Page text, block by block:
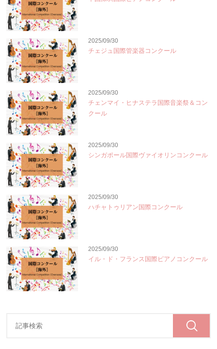
2025/09/30
チェジュ国際管楽器コンクール
2025/09/30
チェンマイ・ヒナステラ国際音楽祭＆コン
クール
2025/09/30
シンガポール国際ヴァイオリンコンクール
2025/09/30
ハチャトゥリアン国際コンクール
2025/09/30
イル・ド・フランス国際ピアノコンクール